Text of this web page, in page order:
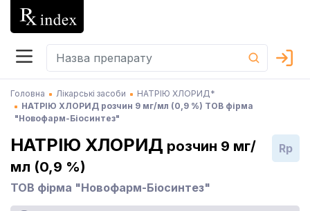
Головна Лікарські засоби
НАТРІЮ ХЛОРИД*
НАТРІЮ ХЛОРИД розчин 9 мг/мл (0,9 %) ТОВ фірма
"Новофарм-Біосинтез"
НАТРІЮ ХЛОРИД розчин 9 мг/
мл (0,9 %)
ТОВ фірма "Новофарм-Біосинтез"
Rp